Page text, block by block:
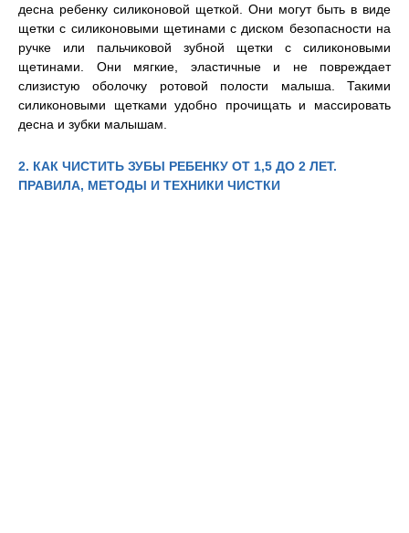
десна ребенку силиконовой щеткой. Они могут быть в виде
щетки с силиконовыми щетинами с диском безопасности на
ручке или пальчиковой зубной щетки с силиконовыми
щетинами. Они мягкие, эластичные и не повреждает
слизистую оболочку ротовой полости малыша. Такими
силиконовыми щетками удобно прочищать и массировать
десна и зубки малышам.
2. КАК ЧИСТИТЬ ЗУБЫ РЕБЕНКУ ОТ 1,5 ДО 2 ЛЕТ.
ПРАВИЛА, МЕТОДЫ И ТЕХНИКИ ЧИСТКИ